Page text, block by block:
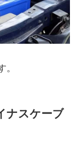
。
ナスケーブ